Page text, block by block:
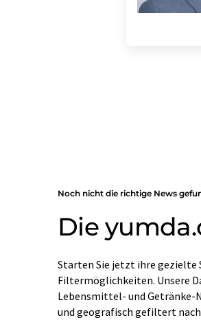
Noch nicht die richtige News
Die
Starten Sie jetzt ihre gezielte
Filtermöglichkeiten. Unsere
Lebensmittel- und Getränke-
und geografisch gefiltert